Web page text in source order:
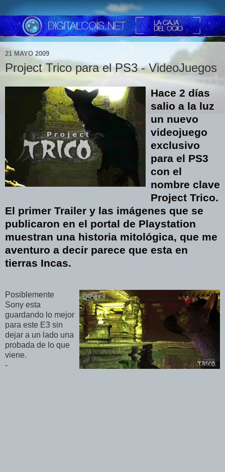
21 MAYO 2009
Project Trico para el PS3 - VideoJuegos
Hace 2 días
salio a la luz
un nuevo
videojuego
exclusivo
para el PS3
con el
nombre clave
Project Trico.
El primer Trailer y las imágenes que se
publicaron en el portal de Playstation
muestran una historia mitológica, que me
aventuro a decir parece que esta en
tierras Incas.
Posiblemente
Sony esta
guardando lo mejor
para este E3 sin
dejar a un lado una
probada de lo que
viene.
-